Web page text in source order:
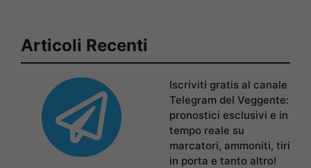
Articoli Recenti
Iscriviti gratis al canale
Telegram del Veggente:
pronostici esclusivi e in
tempo reale su
marcatori, ammoniti, tiri
in porta e tanto altro!